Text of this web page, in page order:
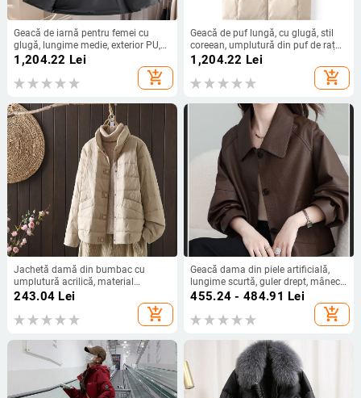
Geacă de iarnă pentru femei cu
glugă, lungime medie, exterior PU,
umplutură din puf de rață alb, 201–
300 g, conținut puf 81–85%,
închidere cu fermoar
1,204.22 Lei
add_shopping_cart
Geacă de puf lungă, cu glugă, stil
coreean, umplutură din puf de rață
alb 81-85%, umplere 201-300 g
1,204.22 Lei
add_shopping_cart
Jachetă damă din bumbac cu
umplutură acrilică, material
poliester, lungime obișnuită, mâneci
243.04 Lei
add_shopping_cart
Geacă dama din piele artificială,
lungime scurtă, guler drept, mâneci
stil prințesă, nasturi pe un rând
455.24 - 484.91 Lei
add_shopping_cart